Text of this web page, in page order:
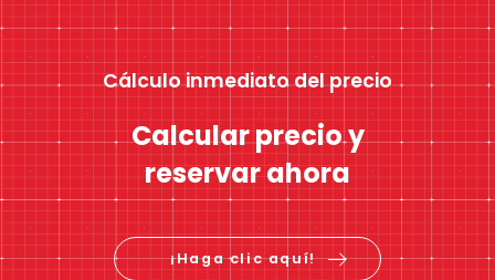
Cálculo inmediato del precio
Calcular precio y
reservar ahora
¡Haga clic aquí!